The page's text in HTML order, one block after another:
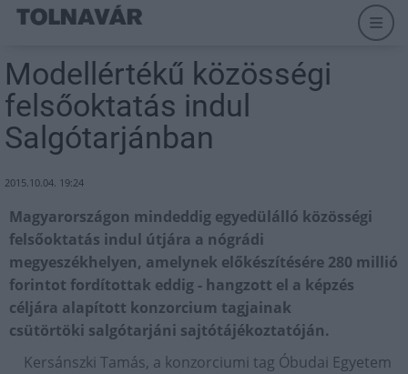
Modellértékű közösségi
felsőoktatás indul
Salgótarjánban
2015.10.04. 19:24
Magyarországon mindeddig egyedülálló közösségi
felsőoktatás indul útjára a nógrádi
megyeszékhelyen, amelynek előkészítésére 280 millió
forintot fordítottak eddig - hangzott el a képzés
céljára alapított konzorcium tagjainak
csütörtöki salgótarjáni sajtótájékoztatóján.
Kersánszki Tamás, a konzorciumi tag Óbudai Egyetem